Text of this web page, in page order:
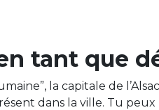
tant que
la capitale de
dans la ville. Tu